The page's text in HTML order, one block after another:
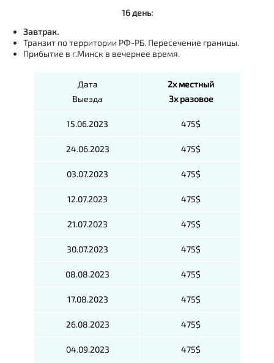
16 день:
Завтрак.
Транзит по территории РФ-РБ. Пересечение границы.
Прибытие в г.Минск в вечернее время.
Дата
Выезда
2х местный
3х разовое
15.06.2023 475$
24.06.2023 475$
03.07.2023 475$
12.07.2023 475$
21.07.2023 475$
30.07.2023 475$
08.08.2023 475$
17.08.2023 475$
26.08.2023 475$
04.09.2023 475$